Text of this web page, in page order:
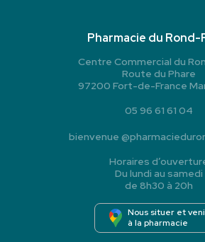
Pharmacie du Rond-
Centre Commercial du
Route du Phare
97200 Fort-de-France
05 96 61 61 04
bienvenue @
Horaires
Du lundi au samedi
de 8h30 à 20h
Nous situer et
à la pharmacie